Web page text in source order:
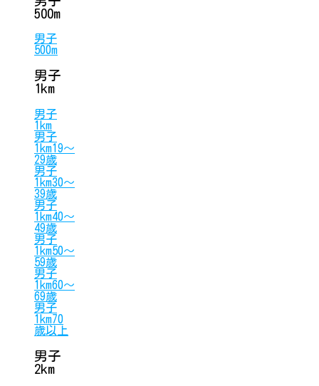
500m
男子
500m
男子
1km
男子
1km
男子
1km19〜
29歳
男子
1km30〜
39歳
男子
1km40〜
49歳
男子
1km50〜
59歳
男子
1km60〜
69歳
男子
1km70
歳以上
男子
2km